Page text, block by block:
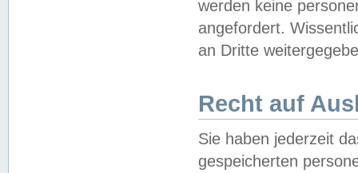
werden keine
angefordert.
an Dritte
Recht auf
Sie haben jederzeit
gespeicherten